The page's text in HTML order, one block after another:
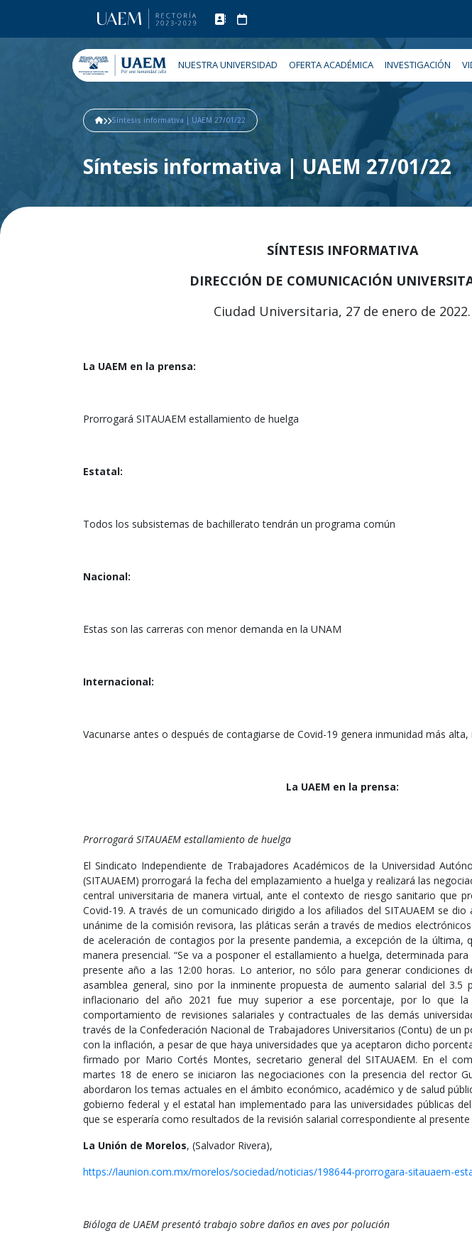
NUESTRA UNIVERSIDAD OFERTA ACADÉMICA INVESTIGACIÓN
Síntesis informativa | UAEM 27/01/22
Síntesis informativa | UAEM 27/01/22
SÍNTESIS INFORMATIVA
DIRECCIÓN DE COMUNICACIÓN
Ciudad Universitaria, 27 de enero de 2022.
La UAEM en la prensa:
Prorrogará SITAUAEM estallamiento de huelga
Estatal:
Todos los subsistemas de bachillerato tendrán un programa común
Nacional:
Estas son las carreras con menor demanda en la UNAM
Internacional:
Vacunarse antes o después de contagiarse de Covid-19 genera inmunidad más
La UAEM en la prensa:
Prorrogará SITAUAEM estallamiento de huelga
El Sindicato Independiente de Trabajadores Académicos de la Universidad
(SITAUAEM) prorrogará la fecha del emplazamiento a huelga y realizará las
central universitaria de manera virtual, ante el contexto de riesgo sanitario que
Covid-19. A través de un comunicado dirigido a los afiliados del SITAUAEM se
unánime de la comisión revisora, las pláticas serán a través de medios
de aceleración de contagios por la presente pandemia, a excepción de la última,
manera presencial. “Se va a posponer el estallamiento a huelga, determinada
presente año a las 12:00 horas. Lo anterior, no sólo para generar condiciones
asamblea general, sino por la inminente propuesta de aumento salarial del 3.5
inflacionario del año 2021 fue muy superior a ese porcentaje, por lo que la
comportamiento de revisiones salariales y contractuales de las demás
través de la Confederación Nacional de Trabajadores Universitarios (Contu) de un
con la inflación, a pesar de que haya universidades que ya aceptaron dicho
firmado por Mario Cortés Montes, secretario general del SITAUAEM. En el
martes 18 de enero se iniciaron las negociaciones con la presencia del rector
abordaron los temas actuales en el ámbito económico, académico y de salud
gobierno federal y el estatal han implementado para las universidades públicas
que se esperaría como resultados de la revisión salarial correspondiente al presente
La Unión de Morelos, (Salvador Rivera),
https://launion.com.mx/morelos/sociedad/noticias/198644-prorrogara-sitauaem-
Bióloga de UAEM presentó trabajo sobre daños en aves por polución